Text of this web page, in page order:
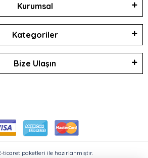
Kurumsal
Kategoriler
Bize Ulaşın
ticaret paketleri ile hazırlanmıştır.